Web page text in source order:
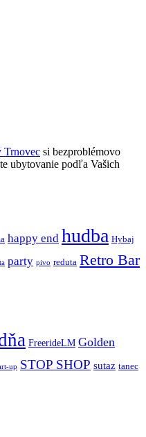
Trnovec si bezproblémovo
ubytovanie podľa Vašich
happy end hudba Hybaj
party pivo reduta Retro Bar
FreerideLM Golden
up STOP SHOP sutaz tanec